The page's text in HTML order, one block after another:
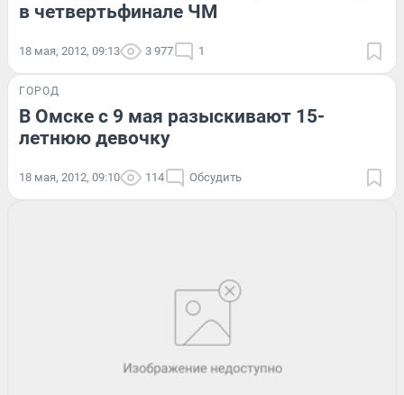
в четвертьфинале ЧМ
18 мая, 2012, 09:13 3 977 1
ГОРОД
В Омске с 9 мая разыскивают 15-
летнюю девочку
18 мая, 2012, 09:10 114 Обсудить